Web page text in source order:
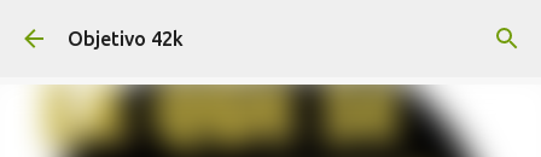
Ir al contenido principal
Objetivo 42k